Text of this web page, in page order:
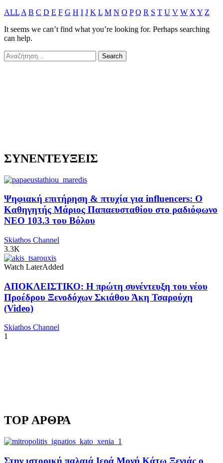
ALL A B C D E F G H I J K L M N O P Q R S T U V W X Y Z
It seems we can’t find what you’re looking for. Perhaps searching
can help.
ΣΥΝΕΝΤΕΥΞΕΙΣ
Ψηφιακή επιτήρηση & πτυχία για influencers: Ο
Καθηγητής Μάριος Παπαευσταθίου στο ραδιόφωνο
NEO 103.3 του Βόλου
Skiathos Channel
3.3K
Watch LaterAdded
ΑΠΟΚΛΕΙΣΤΙΚΟ: Η πρώτη συνέντευξη του νέου
Προέδρου Ξενοδόχων Σκιάθου Άκη Τσαρούχη
(Video)
Skiathos Channel
1
TOP ΑΡΘΡΑ
Στην ιστορική παλαιά Ιερά Μονή Κάτω Ξενιάς ο